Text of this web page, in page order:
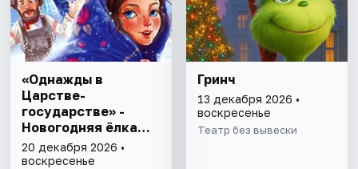
«Однажды в
Царстве-
государстве» -
Новогодняя ёлка
2026-2027
20 декабря 2026 •
воскресенье
Гринч
13 декабря 2026 •
воскресенье
Театр без вывески